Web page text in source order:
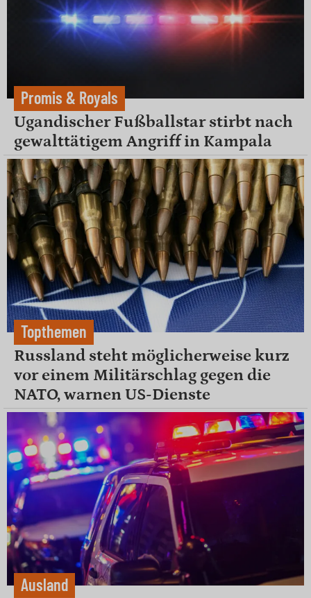
Promis & Royals
Ugandischer Fußballstar stirbt nach
gewalttätigem Angriff in Kampala
Topthemen
Russland steht möglicherweise kurz
vor einem Militärschlag gegen die
NATO, warnen US-Dienste
Ausland